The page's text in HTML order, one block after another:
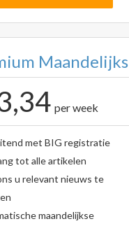
Maandelijks
per week
met BIG registratie
tot alle artikelen
u relevant nieuws te
maandelijkse